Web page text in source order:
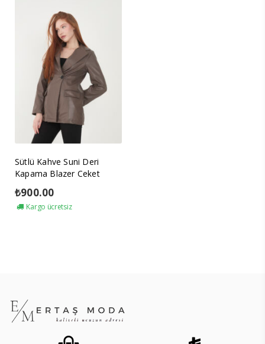
Sütlü Kahve Suni Deri
Kapama Blazer Ceket
₺900.00
Kargo ücretsiz